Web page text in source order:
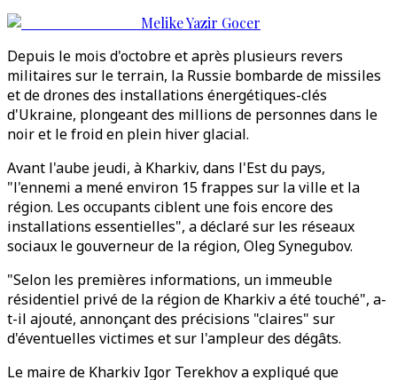
Melike Yazir Gocer
Depuis le mois d'octobre et après plusieurs revers
militaires sur le terrain, la Russie bombarde de missiles
et de drones des installations énergétiques-clés
d'Ukraine, plongeant des millions de personnes dans le
noir et le froid en plein hiver glacial.
Avant l'aube jeudi, à Kharkiv, dans l'Est du pays,
"l'ennemi a mené environ 15 frappes sur la ville et la
région. Les occupants ciblent une fois encore des
installations essentielles", a déclaré sur les réseaux
sociaux le gouverneur de la région, Oleg Synegubov.
"Selon les premières informations, un immeuble
résidentiel privé de la région de Kharkiv a été touché", a-
t-il ajouté, annonçant des précisions "claires" sur
d'éventuelles victimes et sur l'ampleur des dégâts.
Le maire de Kharkiv Igor Terekhov a expliqué que